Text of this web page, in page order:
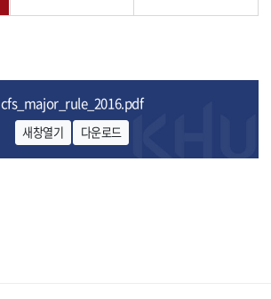
cfs_major_rule_2016.pdf
새창열기 다운로드